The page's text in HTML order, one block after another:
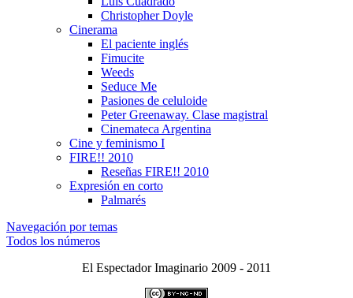
Christopher Doyle
Cinerama
El paciente inglés
Fimucite
Weeds
Seduce Me
Pasiones de celuloide
Peter Greenaway. Clase magistral
Cinemateca Argentina
Cine y feminismo I
FIRE!! 2010
Reseñas FIRE!! 2010
Expresión en corto
Palmarés
Navegación por temas
Todos los números
El Espectador Imaginario 2009 - 2011